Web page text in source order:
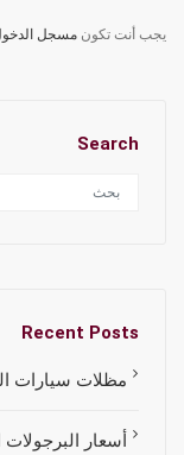
يجب أنت تكون مسجل
Search
Recent Posts
مظلات سيارات
أسعار